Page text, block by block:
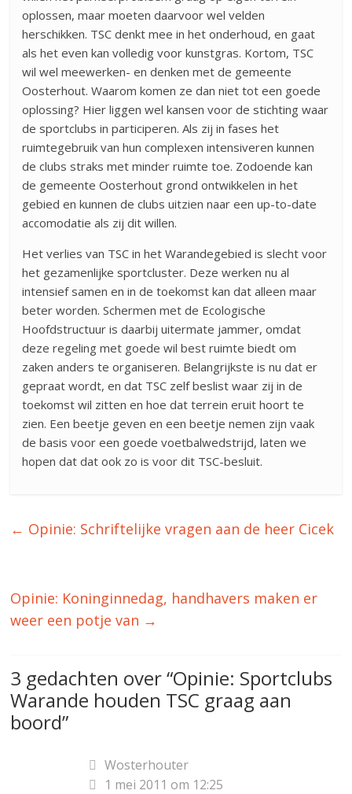
oplossen, maar moeten daarvoor wel velden
herschikken. TSC denkt mee in het onderhoud, en gaat
als het even kan volledig voor kunstgras. Kortom, TSC
wil wel meewerken- en denken met de gemeente
Oosterhout. Waarom komen ze dan niet tot een goede
oplossing? Hier liggen wel kansen voor de stichting waar
de sportclubs in participeren. Als zij in fases het
ruimtegebruik van hun complexen intensiveren kunnen
de clubs straks met minder ruimte toe. Zodoende kan
de gemeente Oosterhout grond ontwikkelen in het
gebied en kunnen de clubs uitzien naar een up-to-date
accomodatie als zij dit willen.
Het verlies van TSC in het Warandegebied is slecht voor
het gezamenlijke sportcluster. Deze werken nu al
intensief samen en in de toekomst kan dat alleen maar
beter worden. Schermen met de Ecologische
Hoofdstructuur is daarbij uitermate jammer, omdat
deze regeling met goede wil best ruimte biedt om
zaken anders te organiseren. Belangrijkste is nu dat er
gepraat wordt, en dat TSC zelf beslist waar zij in de
toekomst wil zitten en hoe dat terrein eruit hoort te
zien. Een beetje geven en een beetje nemen zijn vaak
de basis voor een goede voetbalwedstrijd, laten we
hopen dat dat ook zo is voor dit TSC-besluit.
← Opinie: Schriftelijke vragen aan de heer Cicek
Opinie: Koninginnedag, handhavers maken er
weer een potje van →
3 gedachten over “Opinie: Sportclubs
Warande houden TSC graag aan
boord”
Wosterhouter
1 mei 2011 om 12:25